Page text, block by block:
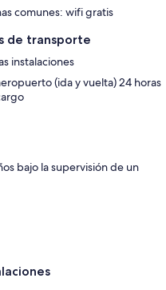
comunes: wifi gratis
de transporte
instalaciones
(ida y vuelta) 24 horas
bajo la supervisión de un